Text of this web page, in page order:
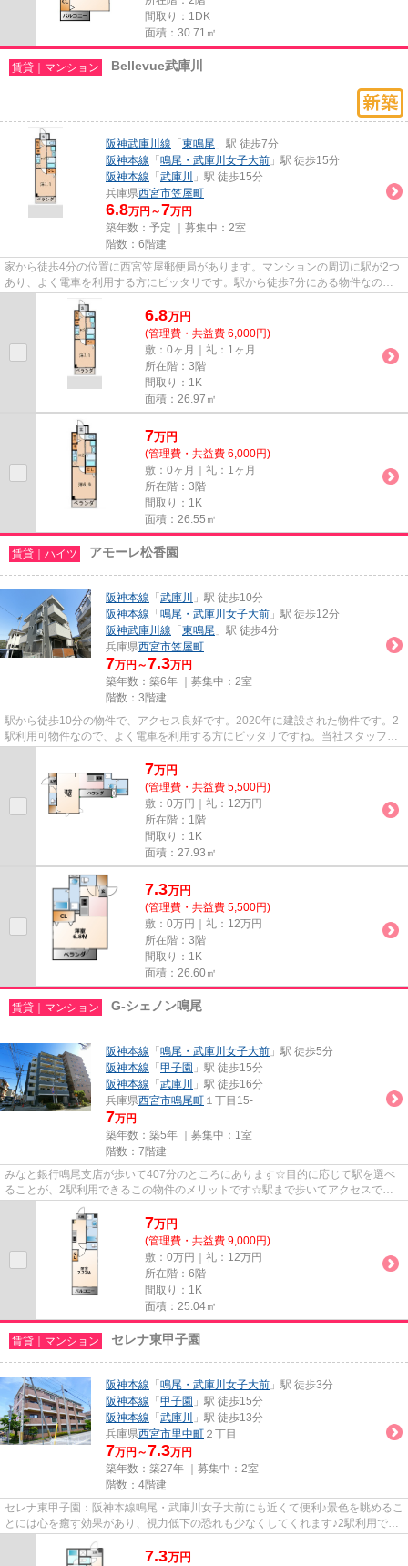
間取り：1DK
面積：30.71㎡
賃貸｜マンション Bellevue武庫川
阪神武庫川線 「 東鳴尾 」駅 徒歩7分
阪神本線 「 鳴尾・武庫川女子大前 」駅 徒歩15分
阪神本線 「 武庫川
」駅 徒歩15分
兵庫県西宮市笠屋町
6.8万円～7万円
築年数：予定 ｜募集中： 2室
階数：6階建
家から徒歩4分の位置に西宮笠屋郵便局があります。マンションの周辺に駅が2つ
あり、よく電車を利用する方にピッタリです。駅から徒歩7分にある物件なの
で、電車利用が多い方にオススメ...
6.8万円
(管理費・共益費 6,000円)
敷：0ヶ月｜礼：1ヶ月
所在階：3階
間取り：1K
面積：26.97㎡
7万円
(管理費・共益費 6,000円)
敷：0ヶ月｜礼：1ヶ月
所在階：3階
間取り：1K
面積：26.55㎡
賃貸｜ハイツ アモーレ松香園
阪神本線 「 武庫川
」駅 徒歩10分
阪神本線 「 鳴尾・武庫川女子大前 」駅 徒歩12分
阪神武庫川線 「 東鳴尾 」駅 徒歩4分
兵庫県西宮市笠屋町
7万円～7.3万円
築年数：築6年 ｜募集中： 2室
階数：3階建
駅から徒歩10分の物件で、アクセス良好です。2020年に建設された物件です。2
駅利用可物件なので、よく電車を利用する方にピッタリですね。当社スタッフが
7万円
(管理費・共益費 5,500円)
敷：0万円｜礼：12万円
所在階：1階
間取り：1K
面積：27.93㎡
7.3万円
(管理費・共益費 5,500円)
敷：0万円｜礼：12万円
所在階：3階
間取り：1K
面積：26.60㎡
賃貸｜マンション G-シェノン鳴尾
阪神本線 「 鳴尾・武庫川女子大前 」駅 徒歩5分
阪神本線 「 甲子園 」駅 徒歩15分
阪神本線 「 武庫川
」駅 徒歩16分
兵庫県西宮市鳴尾町 １丁目15-
7万円
築年数：築5年 ｜募集中： 1室
階数：7階建
みなと銀行鳴尾支店が歩いて407分のところにあります☆目的に応じて駅を選べ
ることが、2駅利用できるこの物件のメリットです☆駅まで歩いてアクセスでき
る、徒歩5分の距離に立地する物件...
7万円
(管理費・共益費 9,000円)
敷：0万円｜礼：12万円
所在階：6階
間取り：1K
面積：25.04㎡
賃貸｜マンション セレナ東甲子園
阪神本線 「 鳴尾・武庫川女子大前 」駅 徒歩3分
阪神本線 「 甲子園 」駅 徒歩15分
阪神本線 「 武庫川
」駅 徒歩13分
兵庫県西宮市里中町 ２丁目
7万円～7.3万円
築年数：築27年 ｜募集中： 2室
階数：4階建
セレナ東甲子園：阪神本線鳴尾・武庫川女子大前にも近くて便利♪景色を眺めるこ
とには心を癒す効果があり、視力低下の恐れも少なくしてくれます♪2駅利用でき
る場所にあり、行き先に合わ...
7.3万円